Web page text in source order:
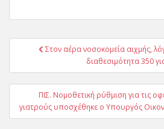
ΠλοήγησηΣτον αέρα νοσοκομεία αιχμής,
διαθεσιμότητα 350
ΠΙΣ. Νομοθετική ρύθμιση για τις
γιατρούς υποσχέθηκε ο Υπουργός